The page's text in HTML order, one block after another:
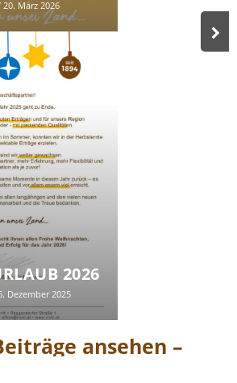
20. März 2026
2026
Dezember 2025
ansehen –